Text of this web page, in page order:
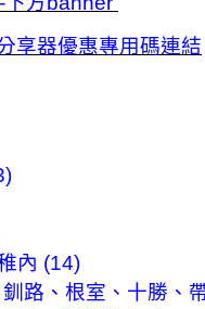
享器優惠專用碼連結
內 (14)
路、根室、十勝、